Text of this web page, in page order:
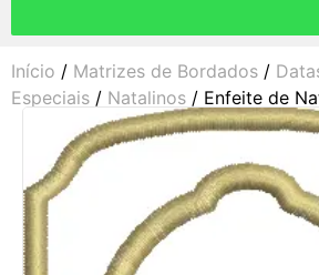
Início / Matrizes de Bordados /
Especiais / Natalinos / Enfeite de